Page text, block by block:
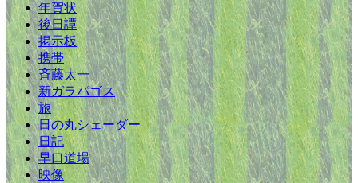
年賀状
後日譚
掲示板
携帯
斉藤太一
新ガラパゴス
旅
日の丸シェーダー
日記
早口道場
映像